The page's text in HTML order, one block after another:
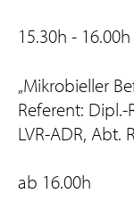
15.30h - 16.00h
„Mikrobieller
Referent: Dipl.-
LVR-ADR, Abt.
ab 16.00h